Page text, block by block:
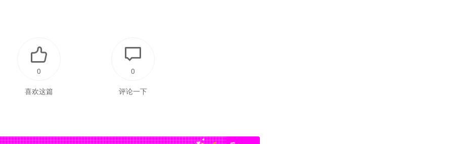
喜欢这篇
0
评论一下
0